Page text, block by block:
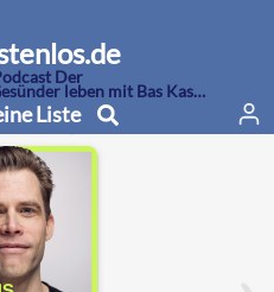
Der
leben mit Bas Kast
Liste